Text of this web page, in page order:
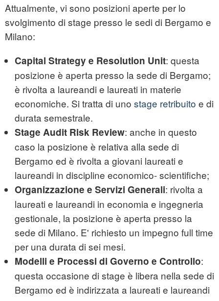
Attualmente, vi sono posizioni aperte per lo
svolgimento di stage presso le sedi di Bergamo e
Milano:
Capital Strategy e Resolution Unit: questa
posizione è aperta presso la sede di Bergamo;
è rivolta a laureandi e laureati in materie
economiche. Si tratta di uno stage retribuito e di
durata semestrale.
Stage Audit Risk Review: anche in questo
caso la posizione è relativa alla sede di
Bergamo ed è rivolta a giovani laureati e
laureandi in discipline economico- scientifiche;
Organizzazione e Servizi Generali: rivolta a
laureati e laureandi in economia e ingegneria
gestionale, la posizione è aperta presso la
sede di Milano. E' richiesto un impegno full time
per una durata di sei mesi.
Modelli e Processi di Governo e Controllo:
questa occasione di stage è libera nella sede di
Bergamo ed è indirizzata a laureati e laureandi